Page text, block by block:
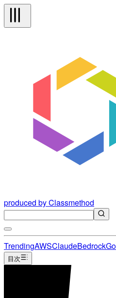
produced by Classmethod
TrendingAWSClaudeBedrock
目次